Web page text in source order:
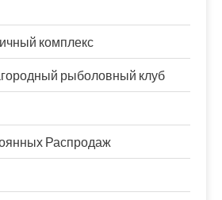
комплекс
рыболовный клуб
Распродаж